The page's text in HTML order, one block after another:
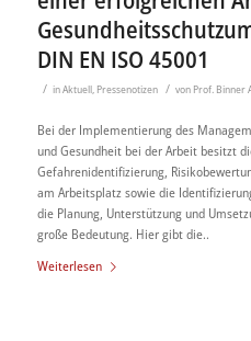
DIN EN ISO 45001
/ inAktuell, Pressenotizen / von Prof. Binner
Bei der Implementierung des
und Gesundheit bei der Arbeit besitzt
Gefahrenidentifizierung,
am Arbeitsplatz sowie die
die Planung, Unterstützung und
große Bedeutung. Hier gibt die..
Weiterlesen